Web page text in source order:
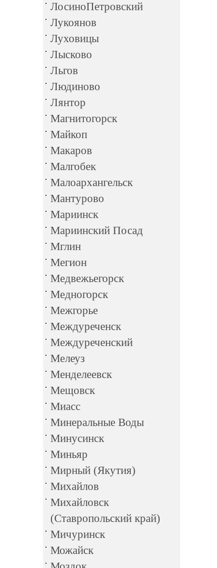
ЛосиноПетровский
Лукоянов
Луховицы
Лысково
Льгов
Людиново
Лянтор
Магнитогорск
Майкоп
Макаров
Малгобек
Малоархангельск
Мантурово
Мариинск
Мариинский Посад
Мглин
Мегион
Медвежьегорск
Медногорск
Межгорье
Междуреченск
Междуреченский
Мелеуз
Менделеевск
Мещовск
Миасс
Минеральные Воды
Минусинск
Миньяр
Мирный (Якутия)
Михайлов
Михайловск
(Ставропольский край)
Мичуринск
Можайск